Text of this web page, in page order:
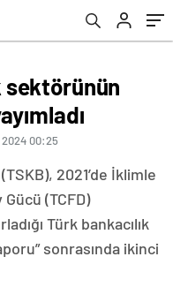
sektörünün
00:25
2021’de İklimle
(TCFD)
Türk bankacılık
sonrasında ikinci